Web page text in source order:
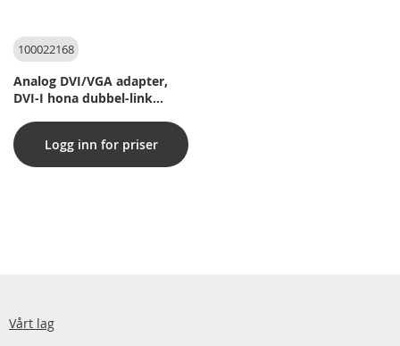
100022168
Analog DVI/VGA adapter,
DVI-I hona dubbel-link
Logg inn for priser
Vårt lag